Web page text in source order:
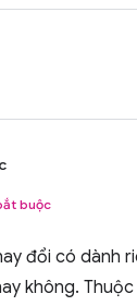
buộc
đổi có dành
không.